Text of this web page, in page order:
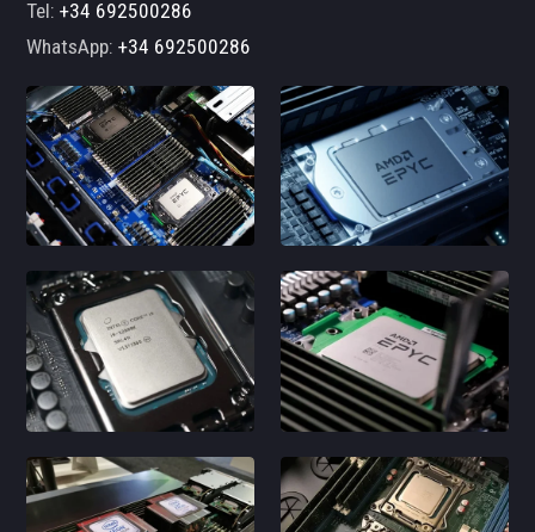
Tel:+34 692500286
WhatsApp:+34 692500286